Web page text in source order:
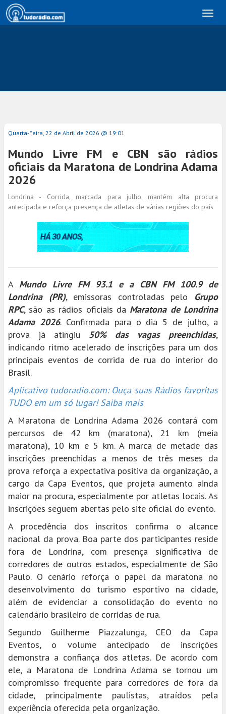
Quarta-Feira, 22 de Abril de 2026 @ 19:01
Mundo Livre FM e CBN são rádios
oficiais da Maratona de Londrina Adama
2026
Londrina - Corrida, marcada para julho, mantém alta procura
antecipada e reforça presença de atletas de várias regiões do país
A Mundo Livre FM 93.1 e a CBN FM 100.9 de
Londrina (PR), emissoras controladas pelo Grupo
RPC, são as rádios oficiais daMaratona de Londrina
Adama 2026. Confirmada para o dia 5 de julho, a
prova já atingiu 50% das vagas preenchidas,
indicando ritmo acelerado de inscrições para um dos
principais eventos de corrida de rua do interior do
Brasil.
Aplicativo tudoradio.com: Ouça suas Rádios favoritas
TUDO em um só lugar! Saiba mais
A Maratona de Londrina Adama 2026 contará com
percursos de 42 km (maratona), 21 km (meia
maratona), 10 km e 5 km. A marca de metade das
inscrições preenchidas a menos de três meses da
prova reforça a expectativa positiva da organização, a
cargo da Capa Eventos, que projeta aumento ainda
maior na procura, especialmente por atletas locais. As
inscrições seguem abertas pelo site oficial do evento.
A procedência dos inscritos confirma o alcance
nacional da prova. Boa parte dos participantes reside
fora de Londrina, com presença significativa de
corredores de outros estados, especialmente de São
Paulo. O cenário reforça o papel da maratona no
desenvolvimento do turismo esportivo na cidade,
além de evidenciar a consolidação do evento no
calendário brasileiro de corridas de rua.
Segundo Guilherme Piazzalunga, CEO da Capa
Eventos, o volume antecipado de inscrições
demonstra a confiança dos atletas. De acordo com
ele, a Maratona de Londrina Adama se tornou um
compromisso frequente para corredores de fora da
cidade, principalmente paulistas, atraídos pela
experiência oferecida pela organização.